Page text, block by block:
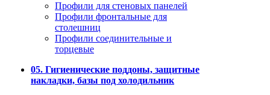
Профили для стеновых панелей
Профили фронтальные для
столешниц
Профили соединительные и
торцевые
05. Гигиенические поддоны, защитные
накладки, базы под холодильник